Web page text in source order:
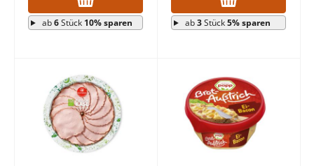
ab6Stück 10% sparen ab3Stück5% sparen